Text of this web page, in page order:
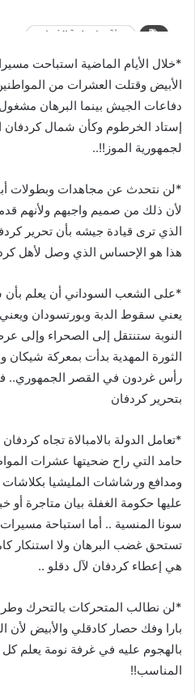
*خلال الأيام الماضية استباحت
الأبيض وقتلت العشرات من
دفاعات الجيش بينما البرهان
إستاد الخرطوم وكأن شمال كردفان
لجمهورية الموز!!..
*لن نتحدث عن مجاهدات وبطولات
لأن ذلك من صميم واجبهم ولأنهم
الذي ترى قيادة جيشه بأن تحرير
هذا هو الإحساس الذي وصل لأهل
*على الشعب السوداني أن يعلم بأن
يعني سقوط الدبة وبورتسودان
النوبة ستنتقل إلى الصحراء وإلى
الثورة المهدية بدأت بمعركة
رأس غردون في القصر الجمهوري..
بتحرير كردفان
*تعامل الدولة بالامبالاة تجاه
حامد التي راح ضحيتها عشرات
ومدافع ورشاشات المليشيا
عليها حكومة الغفلة بيان متاجرة أو
سونا المنسية .. أما استباحة مسيرات
تستحق غضب البرهان ولا استنكار
هي إعطاء كردفان لآل دقلو ..
*لن نطالب المتحركات بالتحرك
بارا وفك حصار كادقلي والأبيض لأن
بالهجوم عليه في غرفة نومة يعلم
المناسب!!